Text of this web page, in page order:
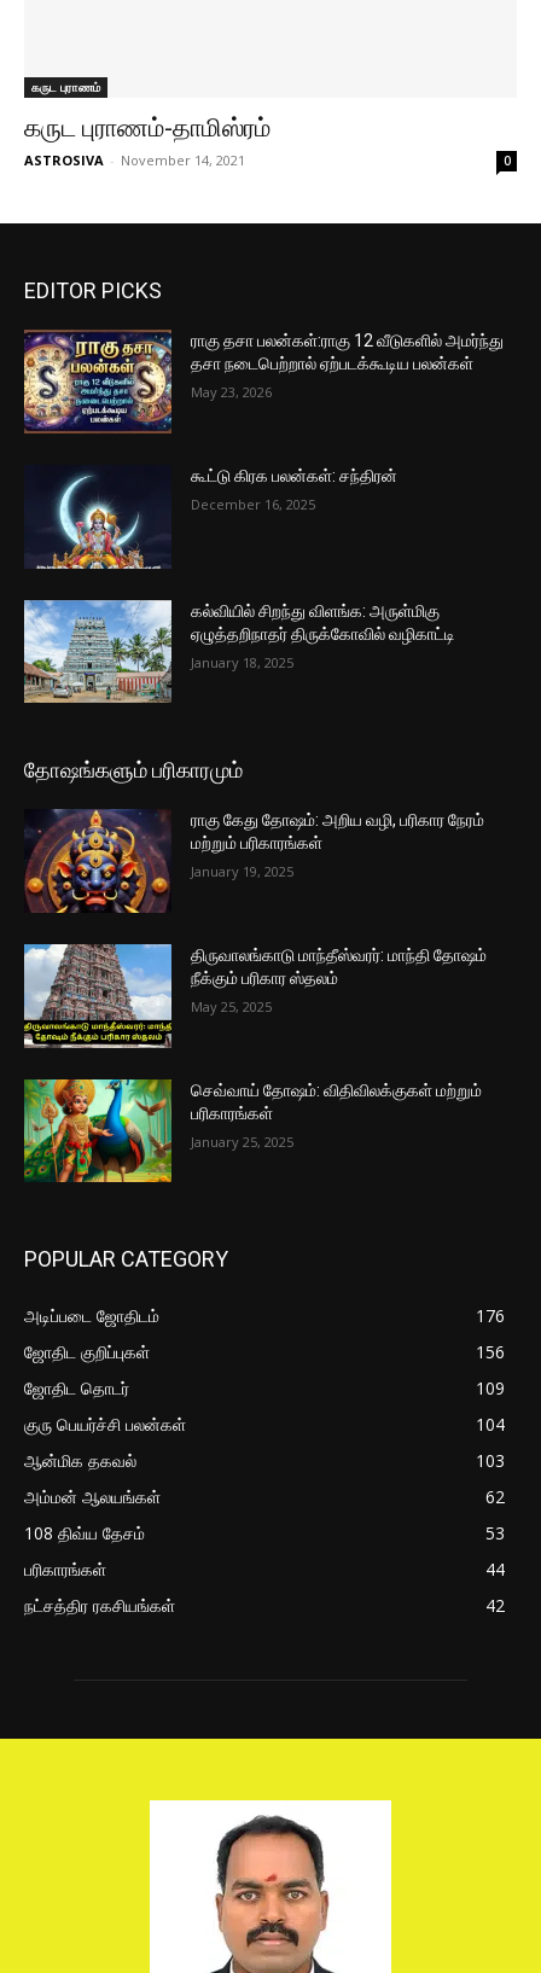
கருட புராணம்
கருட புராணம்-தாமிஸ்ரம்
ASTROSIVA - November 14, 2021 0
EDITOR PICKS
ராகு தசா பலன்கள்:ராகு 12 வீடுகளில் அமர்ந்து
தசா நடைபெற்றால் ஏற்படக்கூடிய பலன்கள்
May 23, 2026
கூட்டு கிரக பலன்கள்: சந்திரன்
December 16, 2025
கல்வியில் சிறந்து விளங்க: அருள்மிகு
ஏழுத்தறிநாதர் திருக்கோவில் வழிகாட்டி
January 18, 2025
தோஷங்களும் பரிகாரமும்
ராகு கேது தோஷம்: அறிய வழி, பரிகார நேரம்
மற்றும் பரிகாரங்கள்
January 19, 2025
திருவாலங்காடு மாந்தீஸ்வரர்: மாந்தி தோஷம்
நீக்கும் பரிகார ஸ்தலம்
May 25, 2025
செவ்வாய் தோஷம்: விதிவிலக்குகள் மற்றும்
பரிகாரங்கள்
January 25, 2025
POPULAR CATEGORY
அடிப்படை ஜோதிடம்
176
ஜோதிட குறிப்புகள்
156
ஜோதிட தொடர்
109
குரு பெயர்ச்சி பலன்கள்
104
ஆன்மிக தகவல்
103
அம்மன் ஆலயங்கள்
62
108 திவ்ய தேசம்
53
பரிகாரங்கள்
44
நட்சத்திர ரகசியங்கள்
42